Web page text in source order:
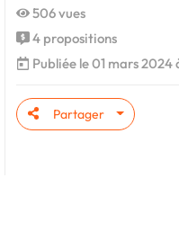
506 vues
4 propositions
Publiée le 01 mars 2024
Partager